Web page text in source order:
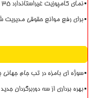
نمای کامپوزیت غیراستاندارد ۳۵ هزار ساختمان در تهران
برای رفع موانع حقوقی مدیریت
سوژه ای بامزه در تب جام
بهره برداری از سه دوربرگردان